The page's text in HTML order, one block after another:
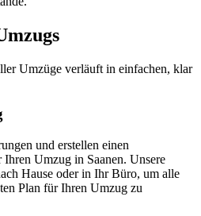
Umzüge verläuft in einfachen, klar
und erstellen einen
Umzug in Saanen. Unsere
Hause oder in Ihr Büro, um alle
Plan für Ihren Umzug zu